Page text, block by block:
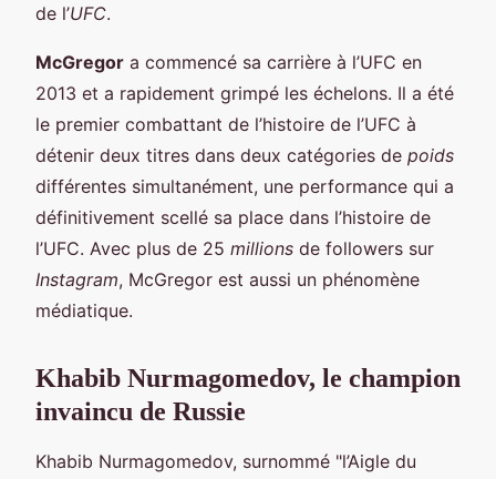
de l’UFC.
McGregor a commencé sa carrière à l’UFC en
2013 et a rapidement grimpé les échelons. Il a été
le premier combattant de l’histoire de l’UFC à
détenir deux titres dans deux catégories de poids
différentes simultanément, une performance qui a
définitivement scellé sa place dans l’histoire de
l’UFC. Avec plus de 25 millions de followers sur
Instagram, McGregor est aussi un phénomène
médiatique.
Khabib Nurmagomedov, le champion
invaincu de Russie
Khabib Nurmagomedov, surnommé "l’Aigle du